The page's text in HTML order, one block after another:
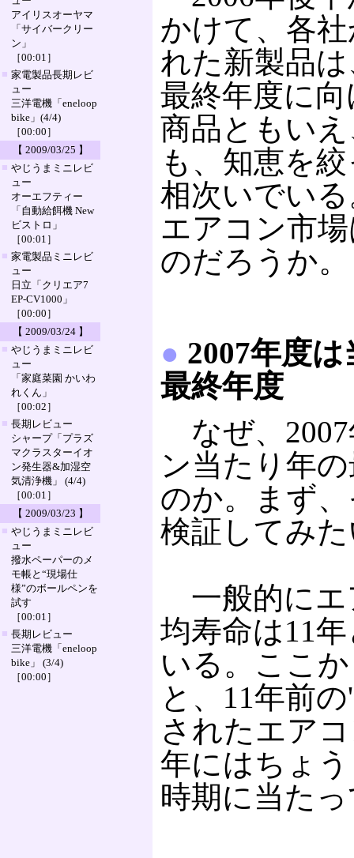
アイリスオーヤマ
「サイバークリー
ン」
［00:01］
■ 家電製品長期レビ
ュー
三洋電機「eneloop
bike」(4/4)
［00:00］
【 2009/03/25 】
■ やじうまミニレビ
ュー
オーエフティー
「自動給餌機 New
ビストロ」
［00:01］
■ 家電製品ミニレビ
ュー
日立「クリエア7
EP-CV1000」
［00:00］
【 2009/03/24 】
■ やじうまミニレビ
ュー
「家庭菜園 かいわ
れくん」
［00:02］
■ 長期レビュー
シャープ「プラズ
マクラスターイオ
ン発生器&加湿空
気清浄機」 (4/4)
［00:01］
【 2009/03/23 】
■ やじうまミニレビ
ュー
撥水ペーパーのメ
モ帳と“現場仕
様”のボールペンを
試す
［00:01］
■ 長期レビュー
三洋電機「eneloop
bike」 (3/4)
［00:00］
かけて、各
れた新製品
最終年度に
商品ともい
も、知恵を
相次いでい
エアコン市
のだろうか。
● 2007年度
最終年度
なぜ、
ン当たり年
のか。まず
検証してみ
一般的にエ
均寿命は11
いる。ここ
と、11年前
されたエア
年にはちょ
時期に当た